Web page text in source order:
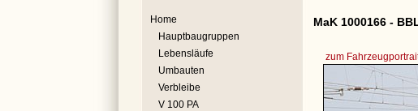
Home
Hauptbaugruppen
Lebensläufe
Umbauten
Verbleibe
V 100 PA
MaK 1000166 -
zum